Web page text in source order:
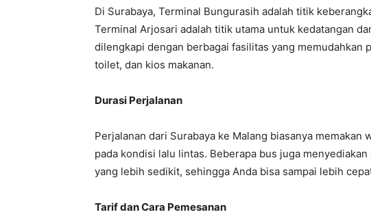
Di Surabaya, Terminal Bungurasih adalah titik
Terminal Arjosari adalah titik utama untuk kedatangan
dilengkapi dengan berbagai fasilitas yang memudahkan
toilet, dan kios makanan.
Durasi Perjalanan
Perjalanan dari Surabaya ke Malang biasanya
pada kondisi lalu lintas. Beberapa bus juga
yang lebih sedikit, sehingga Anda bisa sampai lebih
Tarif dan Cara Pemesanan